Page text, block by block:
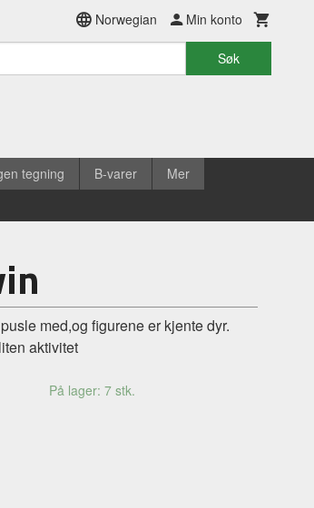
Norwegian Min konto
Søk
tegning B-varer Mer
med,og figurene er kjente dyr.
aktivitet
På lager: 7 stk.